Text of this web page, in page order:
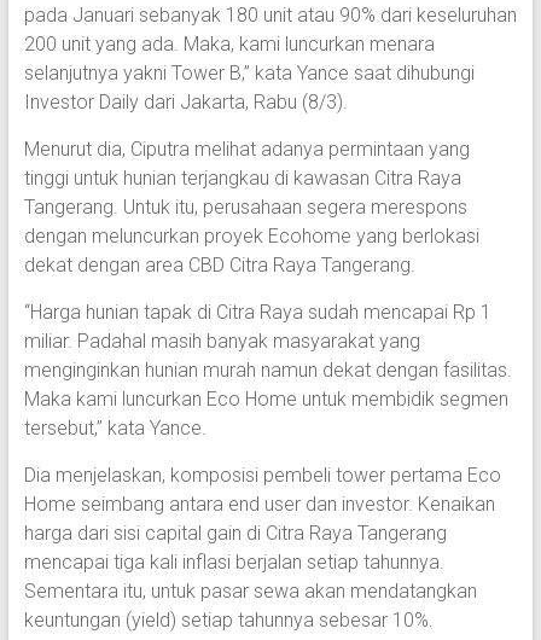
pada Januari sebanyak 180 unit atau 90% dari keseluruhan
200 unit yang ada. Maka, kami luncurkan menara
selanjutnya yakni Tower B,” kata Yance saat dihubungi
Investor Daily dari Jakarta, Rabu (8/3).
Menurut dia, Ciputra melihat adanya permintaan yang
tinggi untuk hunian terjangkau di kawasan Citra Raya
Tangerang. Untuk itu, perusahaan segera merespons
dengan meluncurkan proyek Ecohome yang berlokasi
dekat dengan area CBD Citra Raya Tangerang.
“Harga hunian tapak di Citra Raya sudah mencapai Rp 1
miliar. Padahal masih banyak masyarakat yang
menginginkan hunian murah namun dekat dengan fasilitas.
Maka kami luncurkan Eco Home untuk membidik segmen
tersebut,” kata Yance.
Dia menjelaskan, komposisi pembeli tower pertama Eco
Home seimbang antara end user dan investor. Kenaikan
harga dari sisi capital gain di Citra Raya Tangerang
mencapai tiga kali inflasi berjalan setiap tahunnya.
Sementara itu, untuk pasar sewa akan mendatangkan
keuntungan (yield) setiap tahunnya sebesar 10%.